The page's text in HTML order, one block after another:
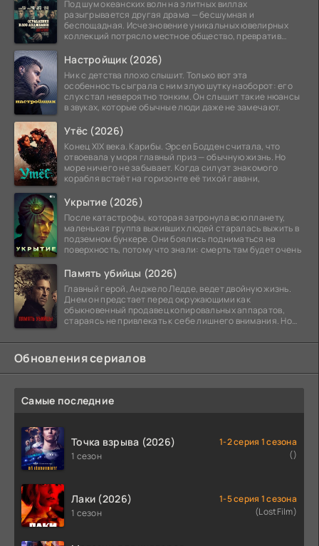
Под шум океанских волн на элитных виллах
разыгрывается другая драма — бесшумная и
беспощадная. Исчезновение уникальных ювелирных
коллекций потрясло местное общество, превратив
Настройщик (2026)
Ник с детства плохо слышит. Только вот эта
особенность сыграла с ним злую шутку наоборот: его
слух стал невероятно тонким. Он слышит такие нюансы
в звуках, которые обычные люди даже не замечают.
Утёс (2026)
Конец XIX века. Карибы. Эрсел Бодден считала, что
отвоевала у моря главный приз — обычную жизнь. Но
море ничего не забывает. Когда силуэт знакомого
корабля встаёт на горизонте её тихой гавани,
Укрытие (2026)
После катастрофы, которая затронула всю планету,
маленькая группа выживших людей старалась выжить в
подземном бункере. Они боялись подниматься на
поверхность, потому что знали: смерть там будет очень
Память убийцы (2026)
Главный герой, Анджело Ледде, ведет двойную жизнь.
Днем он предстает перед окружающими как
обыкновенный продавец копировальных аппаратов,
стараясь не привлекать к себе лишнего внимания. Но
Обновления сериалов
Самые последние
Точка взрыва (2026)
1 сезон
1-2 серия 1 сезона
()
Лаки (2026)
1 сезон
1-5 серия 1 сезона
(LostFilm)